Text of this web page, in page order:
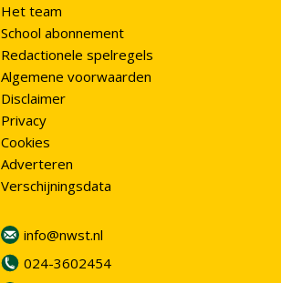
Het team
School abonnement
Redactionele spelregels
Algemene voorwaarden
Disclaimer
Privacy
Cookies
Adverteren
Verschijningsdata
info@nwst.nl
024-3602454